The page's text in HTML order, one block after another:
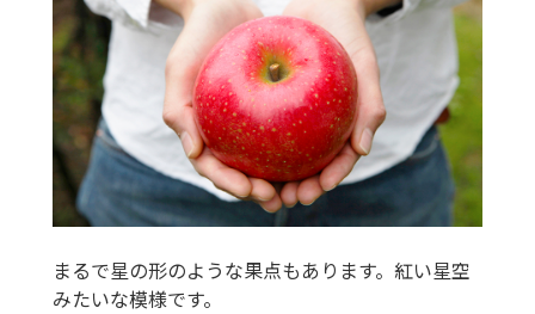
まるで星の形のような果点もあります。紅い星空
みたいな模様です。